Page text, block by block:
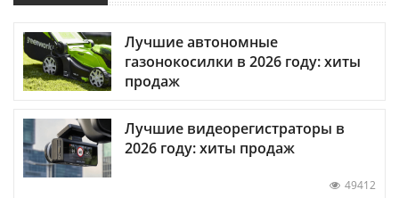
Лучшие автономные
газонокосилки в 2026 году: хиты
продаж
Лучшие видеорегистраторы в
2026 году: хиты продаж
49412